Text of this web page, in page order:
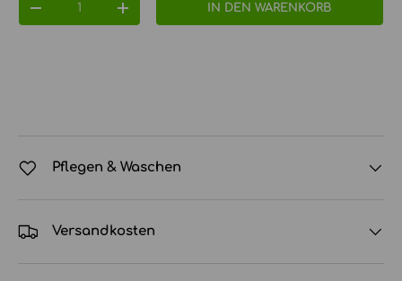
MENGE VERRINGERNMENGE ERHÖHENIN DEN WARENKORB
Pflegen & Waschen
Versandkosten